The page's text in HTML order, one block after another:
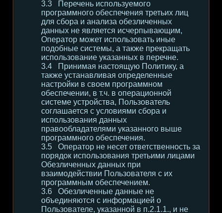
Перечень используемого
программного обеспечения третьих лиц
для сбора и анализа обезличенных
данных не является исчерпывающим,
Оператор может использовать иные
подобные системы, а также прекращать
использование указанных в перечне.
Принимая настоящую Политику, а
также устанавливая определенные
настройки в своем программном
обеспечении, в т.ч. в операционной
системе устройства, Пользователь
соглашается с условиями сбора и
использования данных
правообладателями указанного выше
программного обеспечения.
Оператор не несет ответственность за
порядок использования третьими лицами
Обезличенных данных при
взаимодействии Пользователя с их
программным обеспечением.
Обезличенные данные не
объединяются с информацией о
Пользователе, указанной в п.2.1.1., и не